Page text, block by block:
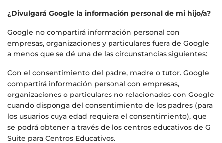
¿Divulgará Google la información personal de mi hijo/a?
Google no compartirá información personal con
empresas, organizaciones y particulares fuera de Google
a menos que se dé una de las circunstancias siguientes:
Con el consentimiento del padre, madre o tutor. Google
compartirá información personal con empresas,
organizaciones o particulares no relacionados con Google
cuando disponga del consentimiento de los padres (para
los usuarios cuya edad requiera el consentimiento), que
se podrá obtener a través de los centros educativos de G
Suite para Centros Educativos.